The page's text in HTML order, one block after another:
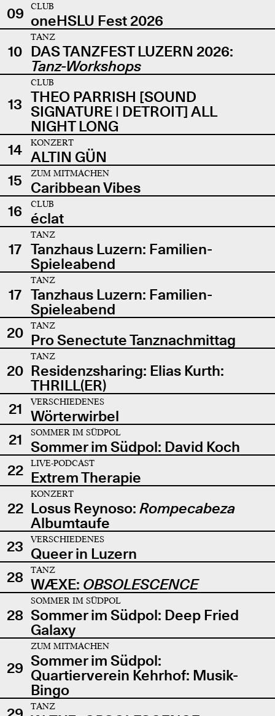
09
CLUB
oneHSLU Fest 2026
10
TANZ
DAS TANZFEST LUZERN 2026:
Tanz-Workshops
13
CLUB
THEO PARRISH [SOUND
SIGNATURE | DETROIT] ALL
NIGHT LONG
14
KONZERT
ALTIN GÜN
15
ZUM MITMACHEN
Caribbean Vibes
16
CLUB
éclat
17
TANZ
Tanzhaus Luzern: Familien-
Spieleabend
17
TANZ
Tanzhaus Luzern: Familien-
Spieleabend
20
TANZ
Pro Senectute Tanznachmittag
20
TANZ
Residenzsharing: Elias Kurth:
THRILL(ER)
21
VERSCHIEDENES
Wörterwirbel
21
SOMMER IM SÜDPOL
Sommer im Südpol: David Koch
22
LIVE-PODCAST
Extrem Therapie
22
KONZERT
Losus Reynoso: Rompecabeza
Albumtaufe
23
VERSCHIEDENES
Queer in Luzern
28
TANZ
WÆXE: OBSOLESCENCE
28
SOMMER IM SÜDPOL
Sommer im Südpol: Deep Fried
Galaxy
29
ZUM MITMACHEN
Sommer im Südpol:
Quartierverein Kehrhof: Musik-
Bingo
TANZ